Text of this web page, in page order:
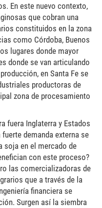
En este nuevo contexto,
que cobran una
constituidos en la zona
como Córdoba, Buenos
lugares donde mayor
donde se van articulando
en Santa Fe se
productoras de
zona de procesamiento
fuera Inglaterra y Estados
demanda externa se
soja en el mercado de
con este proceso?
las comercializadoras de
que a través de la
financiera se
Surgen así la siembra